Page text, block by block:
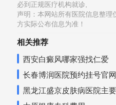
必到正规医疗机构就诊,
声明：本网站所有医院信息整理
方实际公布信息为准！
相关推荐
西安白癜风哪家强找仁爱
长春博润医院预约挂号官网
黑龙江盛京皮肤病医院主